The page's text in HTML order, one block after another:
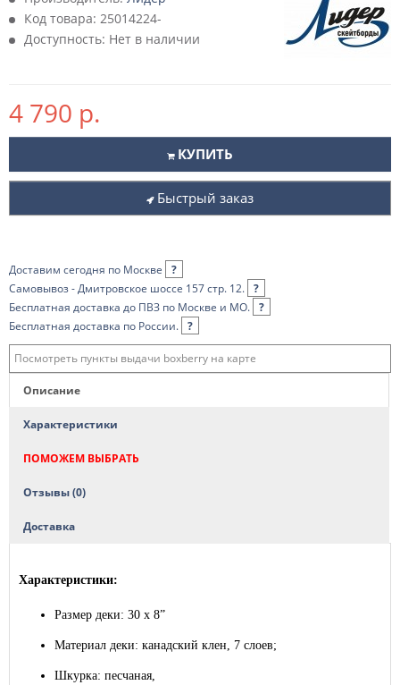
Код товара: 25014224-
Доступность: Нет в наличии
4 790 р.
КУПИТЬ
Быстрый заказ
Доставим сегодня по Москве
?
Самовывоз - Дмитровское шоссе 157 стр. 12. ?
Бесплатная доставка до ПВЗ по Москве и МО. ?
Бесплатная доставка по России. ?
Посмотреть пункты выдачи boxberry на карте
Описание
Характеристики
ПОМОЖЕМ ВЫБРАТЬ
Отзывы (0)
Доставка
Характеристики:
Размер деки: 30 x 8”
Материал деки: канадский клен, 7 слоев;
Шкурка: песчаная,